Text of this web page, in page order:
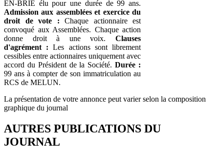
EN-BRIE élu pour une durée de 99 ans.
Admission aux assemblées et exercice du
droit de vote : Chaque actionnaire est
convoqué aux Assemblées. Chaque action
donne droit à une voix. Clauses
d'agrément : Les actions sont librement
cessibles entre actionnaires uniquement avec
accord du Président de la Société.Durée :
99 ans à compter de son immatriculation au
RCS de MELUN.
La présentation de votre annonce peut varier selon la composition
graphique du journal
AUTRES PUBLICATIONS DU
JOURNAL